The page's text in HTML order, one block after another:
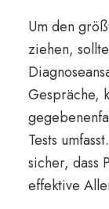
Um den
ziehen,
Gespräche,
Tests
sicher, dass
effektive